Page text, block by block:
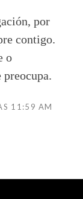
por
contigo.
o
preocupa.
11:59 AM